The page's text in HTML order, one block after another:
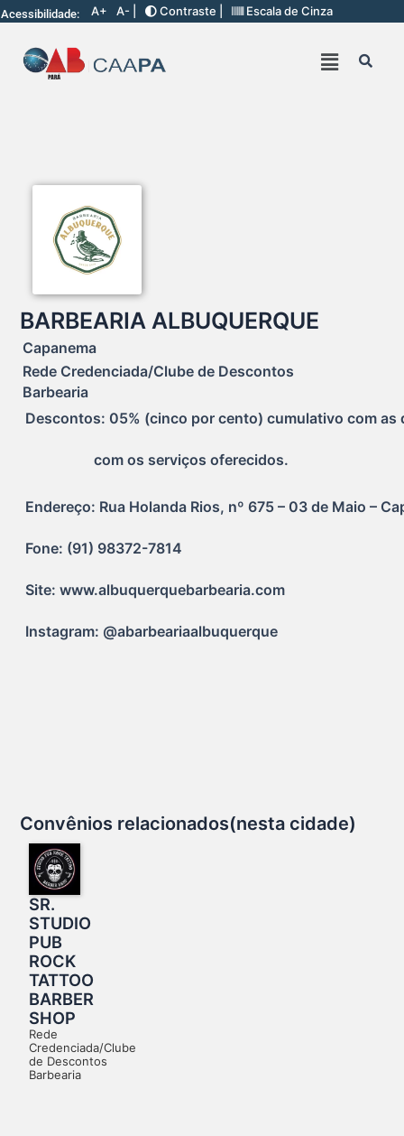
Acessibilidade: A+ A- | Contraste | Escala de Cinza
BARBEARIA ALBUQUERQUE
Capanema
Rede Credenciada/Clube de Descontos
Barbearia
Descontos: 05% (cinco por cento) cumulativo com
                   com os serviços oferecidos.
Endereço: Rua Holanda Rios, nº 675 – 03 de Maio –
Fone: (91) 98372-7814
Site: www.albuquerquebarbearia.com
Instagram: @abarbeariaalbuquerque
Convênios relacionados(nesta cidade)
SR.
STUDIO
PUB
ROCK
TATTOO
BARBER
SHOP
Rede
Credenciada/Clube
de Descontos
Barbearia